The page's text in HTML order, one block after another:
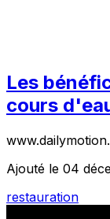
Les
cours
Ajouté le 04
restauration